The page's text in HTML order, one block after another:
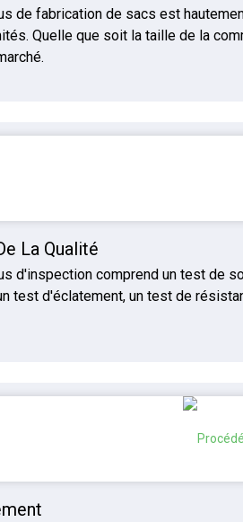
de fabrication de sacs est
Quelle que soit la taille de la
La Qualité
d'inspection comprend un test de
test d'éclatement, un test de